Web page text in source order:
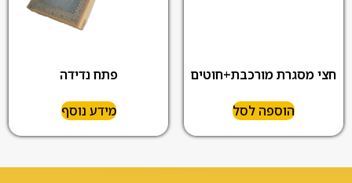
חצי מסגרת מורכבת+חוטים
הוספה לסל
פתח נדידה
מידע נוסף